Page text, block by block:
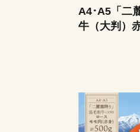
A4･A5「二
牛（大判）
0g×4） ニ
（ふもと）
月 焼肉 し
日市市 ふ